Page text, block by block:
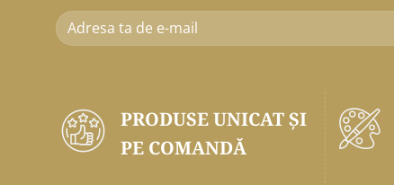
PRODUSE UNICAT ŞI
PE COMANDĂ